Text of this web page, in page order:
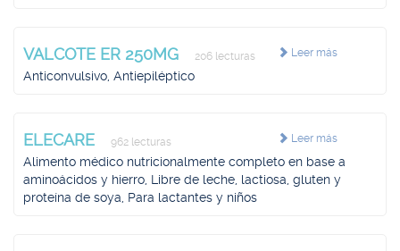
Leer más
VALCOTE ER 250MG 206 lecturas
Anticonvulsivo, Antiepiléptico
Leer más
ELECARE 962 lecturas
Alimento médico nutricionalmente completo en base a
aminoácidos y hierro, Libre de leche, lactiosa, gluten y
proteína de soya, Para lactantes y niños